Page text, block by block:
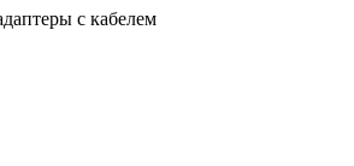
с кабелем